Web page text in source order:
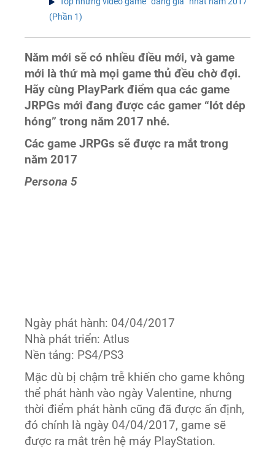
(Phần 1)
Năm mới sẽ có nhiều điều mới, và game
mới là thứ mà mọi game thủ đều chờ đợi.
Hãy cùng PlayPark điểm qua các game
JRPGs mới đang được các gamer “lót dép
hóng” trong năm 2017 nhé.
Các game JRPGs sẽ được ra mắt trong
năm 2017
Persona 5
Ngày phát hành: 04/04/2017
Nhà phát triển: Atlus
Nền tảng: PS4/PS3
Mặc dù bị chậm trễ khiến cho game không
thể phát hành vào ngày Valentine, nhưng
thời điểm phát hành cũng đã được ấn định,
đó chính là ngày 04/04/2017, game sẽ
được ra mắt trên hệ máy PlayStation.